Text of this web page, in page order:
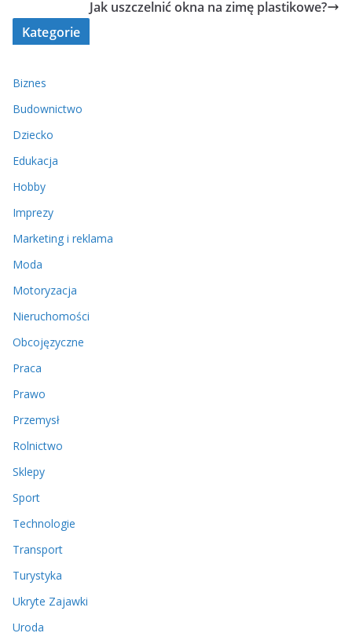
Jak uszczelnić okna na zimę plastikowe?
Kategorie
Biznes
Budownictwo
Dziecko
Edukacja
Hobby
Imprezy
Marketing i reklama
Moda
Motoryzacja
Nieruchomości
Obcojęzyczne
Praca
Prawo
Przemysł
Rolnictwo
Sklepy
Sport
Technologie
Transport
Turystyka
Ukryte Zajawki
Uroda